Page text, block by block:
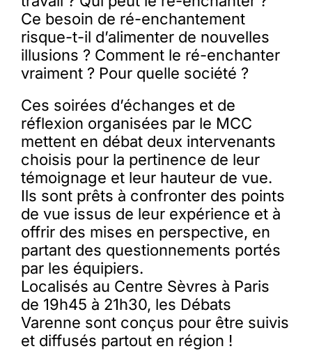
Ce besoin de ré-enchantement
risque-t-il d’alimenter de nouvelles
illusions ? Comment le ré-enchanter
vraiment ? Pour quelle société ?
Ces soirées d’échanges et de
réflexion organisées par le MCC
mettent en débat deux intervenants
choisis pour la pertinence de leur
témoignage et leur hauteur de vue.
Ils sont prêts à confronter des points
de vue issus de leur expérience et à
offrir des mises en perspective, en
partant des questionnements portés
par les équipiers.
Localisés au Centre Sèvres à Paris
de 19h45 à 21h30, les Débats
Varenne sont conçus pour être suivis
et diffusés partout en région !